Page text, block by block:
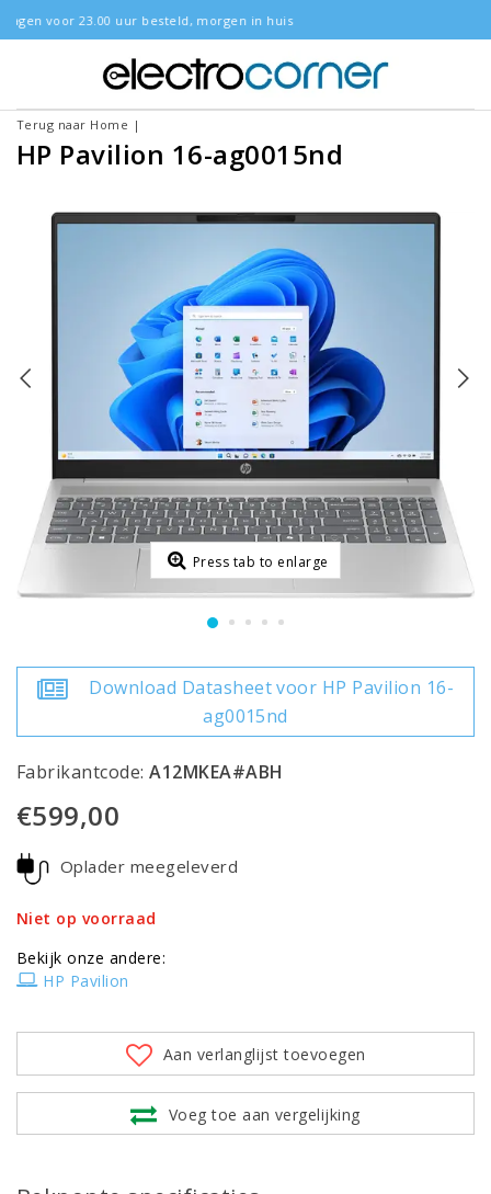
morgen in huis
Terug naar Home |
HP Pavilion 16-ag0015nd
Press tab to enlarge
Download Datasheet voor HP Pavilion 16-
ag0015nd
Fabrikantcode:A12MKEA#ABH
€599,00
Oplader meegeleverd
Niet op voorraad
Bekijk onze andere:
HP Pavilion
Aan verlanglijst toevoegen
Voeg toe aan vergelijking